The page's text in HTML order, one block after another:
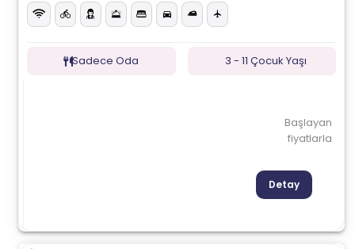
Sadece Oda 3 - 11 Çocuk Yaşı
Başlayan
fiyatlarla
Detay